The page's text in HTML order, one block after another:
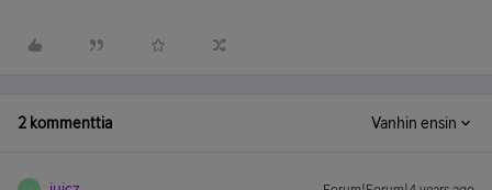
2 kommenttia Vanhin ensin